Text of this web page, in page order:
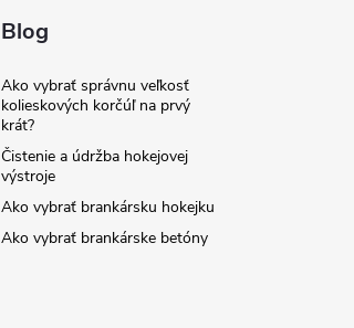
Blog
Ako vybrať správnu veľkosť
kolieskových korčúľ na prvý
krát?
Čistenie a údržba hokejovej
výstroje
Ako vybrať brankársku hokejku
Ako vybrať brankárske betóny